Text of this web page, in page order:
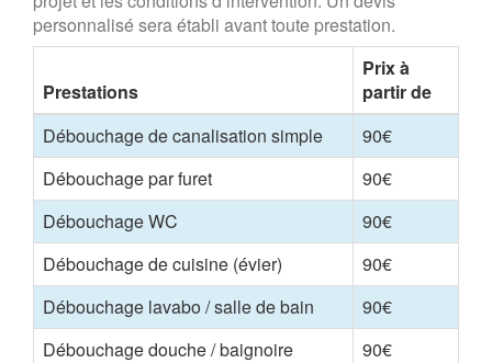
personnalisé sera établi avant toute prestation.
Prestations
Prix à
partir de
Débouchage de canalisation simple
90€
Débouchage par furet
90€
Débouchage WC
90€
Débouchage de cuisine (évier)
90€
Débouchage lavabo / salle de bain
90€
Débouchage douche / baignoire
90€